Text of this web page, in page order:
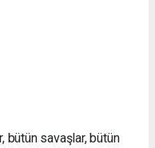
bütün savaşlar, bütün